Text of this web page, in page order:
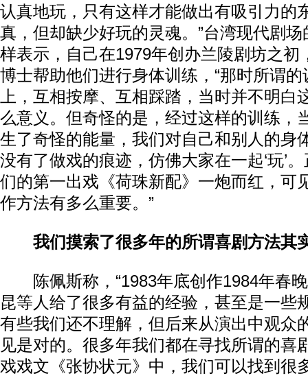
认真地玩，只有这样才能做出有吸引力的
真，但却缺少好玩的灵魂。”台湾现代剧
样表示，自己在1979年创办兰陵剧坊之初
博士帮助他们进行身体训练，“那时所谓
上，互相按摩、互相踩踏，当时并不明白
么意义。但奇怪的是，经过这样的训练，
生了奇怪的能量，我们对自己和别人的身
没有了做戏的痕迹，仿佛大家在一起‘玩’。
们的第一出戏《荷珠新配》一炮而红，可
作方法有多么重要。”
我们摸索了很多年的所谓喜剧方法其
陈佩斯称，“1983年底创作1984年春
昆等人给了很多有益的经验，甚至是一些
有些我们还不理解，但后来从演出中观众
见是对的。很多年我们都在寻找所谓的喜
戏戏文《张协状元》中，我们可以找到很